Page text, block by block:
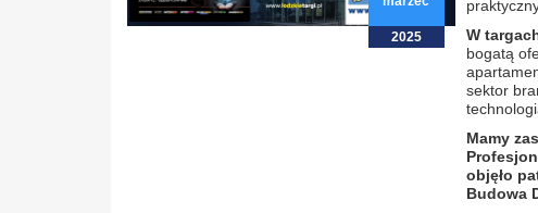
2025
W
bogatą
sektor
Mamy
objęło
Budowa